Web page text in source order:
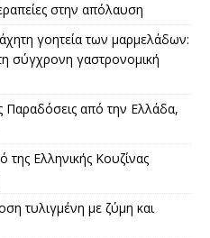
στην απόλαυση
γοητεία των μαρμελάδων:
σύγχρονη γαστρονομική
Παραδόσεις από την Ελλάδα,
της Ελληνικής Κουζίνας
τυλιγμένη με ζύμη και